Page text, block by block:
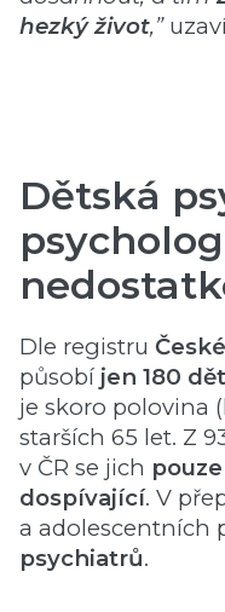
hezký život,”
Dětská
Dle registru
působí jen 180
je skoro polovina
starších 65 let. Z
v ČR se jich
dospívající. V
a adolescentních
psychiatrů.